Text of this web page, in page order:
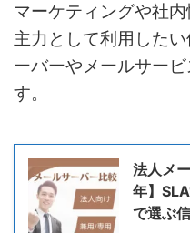
マーケティングや社
主力として利用した
ーバーやメールサー
す。
法人メ
年】
で選ぶ